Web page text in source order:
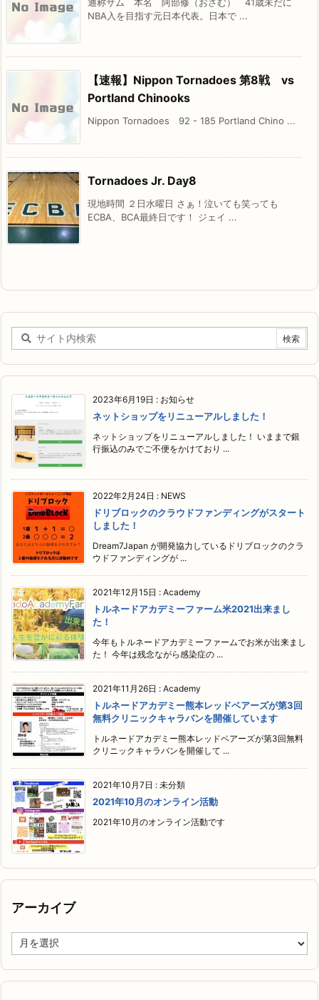
NBA入を目指す元日本代表。日本で ...
【速報】Nippon Tornadoes 第8戦 vs
Portland Chinooks
Nippon Tornadoes 92 - 185 Portland Chino ...
Tornadoes Jr. Day8
現地時間 ２日水曜日 さぁ！泣いても笑っても
ECBA、BCA最終日です！ ジェイ ...
2023年6月19日 : お知らせ
ネットショップをリニューアルしました！
ネットショップをリニューアルしました！ いままで銀
行振込のみでご不便をかけており ...
2022年2月24日 : NEWS
ドリブロックのクラウドファンディングがスタート
しました！
Dream7Japan が開発協力しているドリブロックのクラ
ウドファンディングが ...
2021年12月15日 : Academy
トルネードアカデミーファーム米2021出来まし
た！
今年もトルネードアカデミーファームでお米が出来まし
た！ 今年は残念ながら感染症の ...
2021年11月26日 : Academy
トルネードアカデミー熊本レッドベアーズが第3回
無料クリニックキャラバンを開催しています
トルネードアカデミー熊本レッドベアーズが第3回無料
クリニックキャラバンを開催して ...
2021年10月7日 : 未分類
2021年10月のオンライン活動
2021年10月のオンライン活動です
アーカイブ
ー
イ